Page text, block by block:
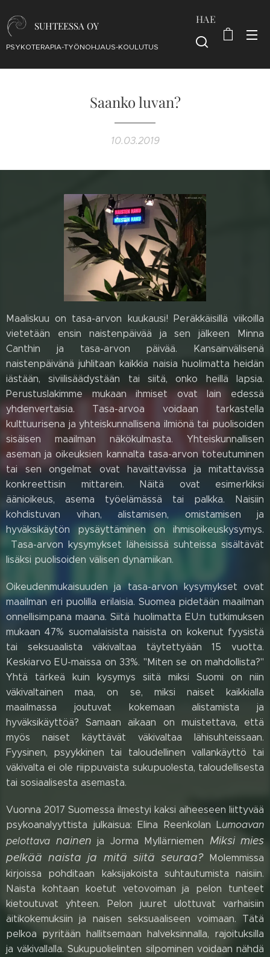
SUHTEESSA OY
PSYKOTERAPIA-TYÖNOHJAUS-KOULUTUS
HAE
Saanko luvan?
10.03.2019
Maaliskuu on tasa-arvon kuukausi! Peräkkäisillä viikoilla
vietetään ensin naistenpäivää ja sen jälkeen Minna
Canthin ja tasa-arvon päivää. Kansainvälisenä
naistenpäivänä juhlitaan kaikkia naisia huolimatta heidän
iästään, siviilisäädystään tai siitä, onko heillä lapsia.
Perustuslakimme mukaan ihmiset ovat lain edessä
yhdenvertaisia. Tasa-arvoa voidaan tarkastella
kulttuurisena ja yhteiskunnallisena ilmiönä tai puolisoiden
sisäisen maailman näkökulmasta. Yhteiskunnallisen
aseman ja oikeuksien kannalta tasa-arvon toteutuminen
tai sen ongelmat ovat havaittavissa ja mitattavissa
konkreettisin mittarein. Näitä ovat esimerkiksi
äänioikeus, asema työelämässä tai palkka. Naisiin
kohdistuvan vihan, alistamisen, omistamisen ja
hyväksikäytön pysäyttäminen on ihmisoikeuskysymys.
Tasa-arvon kysymykset läheisissä suhteissa sisältävät
lisäksi puolisoiden välisen dynamiikan.
Oikeudenmukaisuuden ja tasa-arvon kysymykset ovat
maailman eri puolilla erilaisia. Suomea pidetään maailman
onnellisimpana maana. Siitä huolimatta EU:n tutkimuksen
mukaan 47% suomalaisista naisista on kokenut fyysistä
tai seksuaalista väkivaltaa täytettyään 15 vuotta.
Keskiarvo EU-maissa on 33%. "Miten se on mahdollista?"
Yhtä tärkeä kuin kysymys siitä miksi Suomi on niin
väkivaltainen maa, on se, miksi naiset kaikkialla
maailmassa joutuvat kokemaan alistamista ja
hyväksikäyttöä? Samaan aikaan on muistettava, että
myös naiset käyttävät väkivaltaa lähisuhteissaan.
Fyysinen, psyykkinen tai taloudellinen vallankäyttö tai
väkivalta ei ole riippuvaista sukupuolesta, taloudellisesta
tai sosiaalisesta asemasta.
Vuonna 2017 Suomessa ilmestyi kaksi aiheeseen liittyvää
psykoanalyyttista julkaisua: Elina Reenkolan Lumoavan
pelottava nainen ja Jorma Myllärniemen Miksi mies
pelkää naista ja mitä siitä seuraa? Molemmissa
kirjoissa pohditaan kaksijakoista suhtautumista naisiin.
Naista kohtaan koetut vetovoiman ja pelon tunteet
kietoutuvat yhteen. Pelon juuret ulottuvat varhaisiin
äitikokemuksiin ja naisen seksuaaliseen voimaan. Tätä
pelkoa pyritään hallitsemaan halveksinnalla, rajoituksilla
ja väkivallalla. Sukupuolielinten silpominen voidaan nähdä